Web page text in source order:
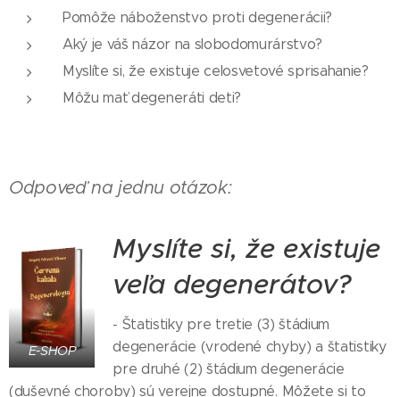
Pomôže náboženstvo proti degenerácii?
Aký je váš názor na slobodomurárstvo?
Myslíte si, že existuje celosvetové sprisahanie?
Môžu mať degeneráti deti?
Odpoveď na jednu otázok:
E-SHOP
Myslíte si, že existuje
veľa degenerátov?
- Štatistiky pre tretie (3) štádium
degenerácie (vrodené chyby) a štatistiky
pre druhé (2) štádium degenerácie
(duševné choroby) sú verejne dostupné. Môžete si to